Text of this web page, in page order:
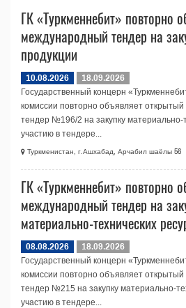
ГК «Туркменнебит» повторно
международный тендер на
продукции
10.08.2026
18.09.2026
Государственный концерн
комиссии повторно объявляет
тендер №196/2 на закупку материально-
участию в тендере...
Туркменистан, г.Ашхабад, Арчабил шаёлы 56
ГК «Туркменнебит» повторно
международный тендер на
материально-технических
08.08.2026
18.09.2026
Государственный концерн
комиссии повторно объявляет
тендер №215 на закупку материально-
участию в тендере...